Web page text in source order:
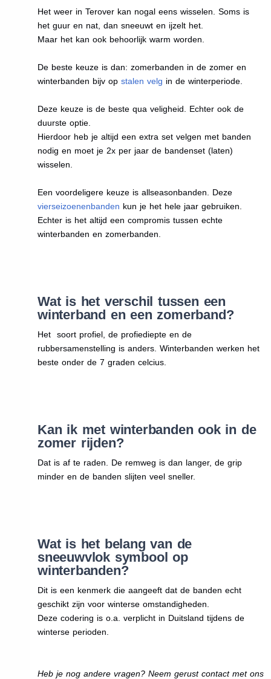
Het weer in Terover kan nogal eens wisselen. Soms is
het guur en nat, dan sneeuwt en ijzelt het.
Maar het kan ook behoorlijk warm worden.
De beste keuze is dan: zomerbanden in de zomer en
winterbanden bijv op stalen velg in de winterperiode.
Deze keuze is de beste qua veligheid. Echter ook de
duurste optie.
Hierdoor heb je altijd een extra set velgen met banden
nodig en moet je 2x per jaar de bandenset (laten)
wisselen.
Een voordeligere keuze is allseasonbanden. Deze
vierseizoenenbanden kun je het hele jaar gebruiken.
Echter is het altijd een compromis tussen echte
winterbanden en zomerbanden.
Wat is het verschil tussen een
winterband en een zomerband?
Het soort profiel, de profiediepte en de
rubbersamenstelling is anders. Winterbanden werken het
beste onder de 7 graden celcius.
Kan ik met winterbanden ook in de
zomer rijden?
Dat is af te raden. De remweg is dan langer, de grip
minder en de banden slijten veel sneller.
Wat is het belang van de
sneeuwvlok symbool op
winterbanden?
Dit is een kenmerk die aangeeft dat de banden echt
geschikt zijn voor winterse omstandigheden.
Deze codering is o.a. verplicht in Duitsland tijdens de
winterse perioden.
Heb je nog andere vragen? Neem gerust contact met ons